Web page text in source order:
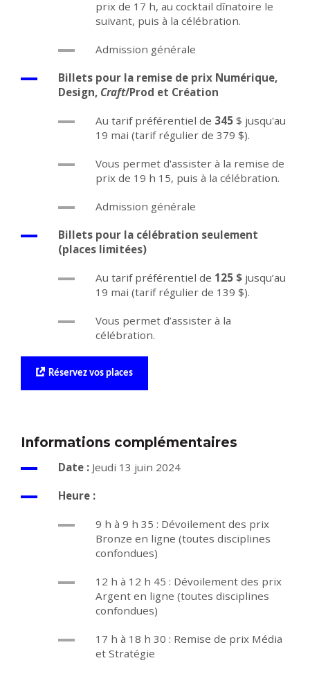
prix de 17 h, au cocktail dînatoire le
suivant, puis à la célébration.
Admission générale
Billets pour la remise de prix Numérique,
Design, Craft/Prod et Création
Au tarif préférentiel de 345 $ jusqu'au
19 mai (tarif régulier de 379 $).
Vous permet d'assister à la remise de
prix de 19 h 15, puis à la célébration.
Admission générale
Billets pour la célébration seulement
(places limitées)
Au tarif préférentiel de 125 $ jusqu’au
19 mai (tarif régulier de 139 $).
Vous permet d’assister à la
célébration.
Réservez vos places
Informations complémentaires
Date : Jeudi 13 juin 2024
Heure :
9 h à 9 h 35 : Dévoilement des prix
Bronze en ligne (toutes disciplines
confondues)
12 h à 12 h 45 : Dévoilement des prix
Argent en ligne (toutes disciplines
confondues)
17 h à 18 h 30 : Remise de prix Média
et Stratégie